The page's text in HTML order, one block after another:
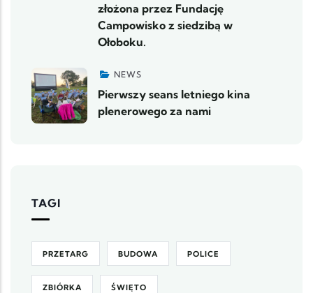
złożona przez Fundację
Campowisko z siedzibą w
Ołoboku.
NEWS
Pierwszy seans letniego kina
plenerowego za nami
TAGI
PRZETARG BUDOWA POLICE
ZBIÓRKA ŚWIĘTO